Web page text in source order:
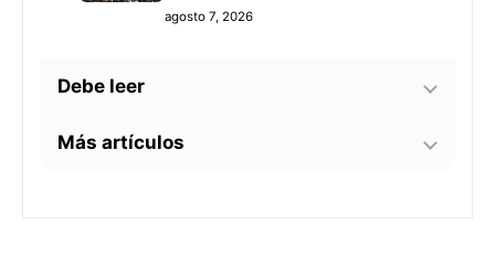
agosto 7, 2026
Debe leer
Tecnología y BIM ganan terreno en
Más artículos